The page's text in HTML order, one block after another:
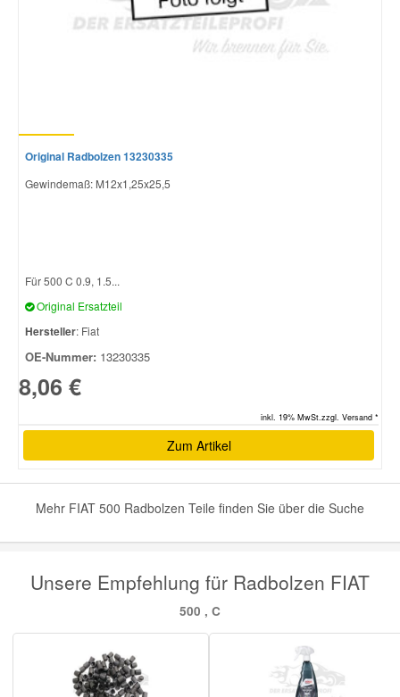
Original Radbolzen 13230335
Gewindemaß: M12x1,25x25,5
Für 500 C 0.9, 1.5...
Original Ersatzteil
Hersteller: Fiat
OE-Nummer: 13230335
8,06 €
inkl. 19% MwSt.zzgl. Versand *
Zum Artikel
Mehr FIAT 500 Radbolzen Teile finden Sie über die Suche
Unsere Empfehlung für Radbolzen FIAT
500 , C
Nissan Ersatzteile
Porsche Ersatzteile
Skoda Ersatzteile
Suzuki Ersatzteile
Volvo Ersatzteile